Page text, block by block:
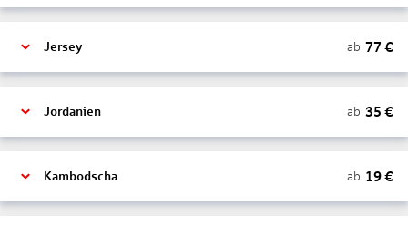
Jersey ab 77 €
Jordanien ab 35 €
Kambodscha ab 19€